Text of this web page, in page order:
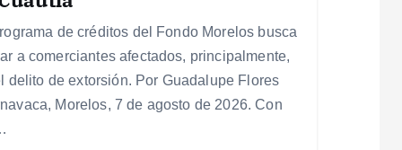
de créditos del Fondo Morelos busca
a comerciantes afectados, principalmente,
delito de extorsión. Por Guadalupe Flores
Morelos, 7 de agosto de 2026. Con